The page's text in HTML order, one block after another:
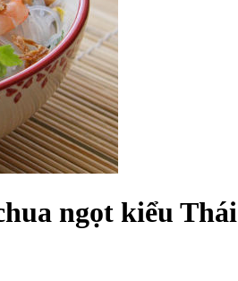
ngọt kiểu Thái